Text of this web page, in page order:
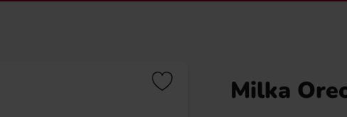
Heading Milka